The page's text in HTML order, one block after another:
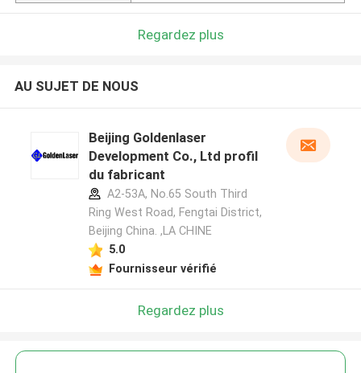
Regardez plus
AU SUJET DE NOUS
Beijing Goldenlaser
Development Co., Ltd profil
du fabricant
A2-53A, No.65 South Third
Ring West Road, Fengtai District,
Beijing China. ,LA CHINE
5.0
Fournisseur vérifié
Regardez plus